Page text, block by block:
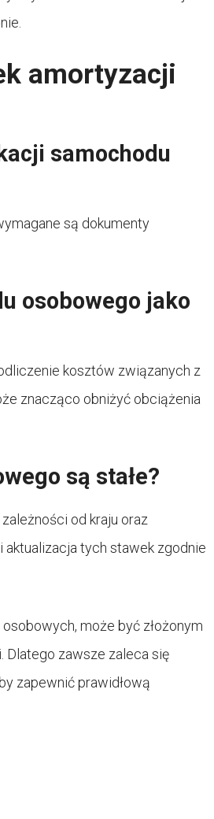
amortyzacji
samochodu
są dokumenty
osobowego jako
kosztów związanych z
znacząco obniżyć obciążenia
są stałe?
od kraju oraz
tych stawek zgodnie
może być złożonym
Dlatego zawsze zaleca się
zapewnić prawidłową